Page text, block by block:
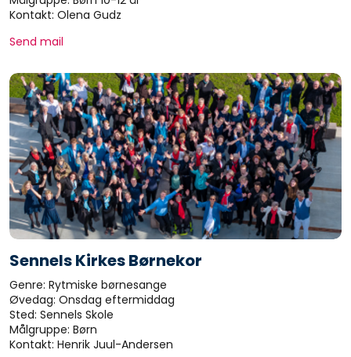
Kontakt: Olena Gudz
Send mail
Sennels Kirkes Børnekor
Genre: Rytmiske børnesange
Øvedag: Onsdag eftermiddag
Sted: Sennels Skole
Målgruppe: Børn
Kontakt: Henrik Juul-Andersen